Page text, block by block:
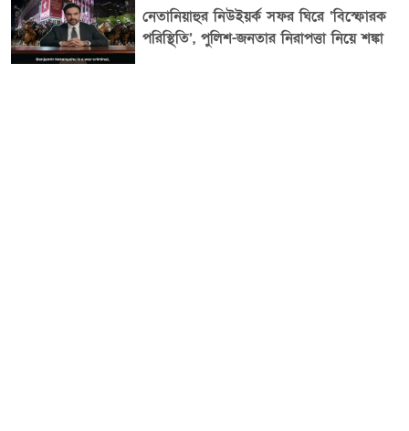
নেতানিয়াহুর নিউইয়র্ক সফর ঘিরে ‘বিস্ফোরক
পরিস্থিতি’, পুলিশ-জনতার নিরাপত্তা নিয়ে শঙ্কা